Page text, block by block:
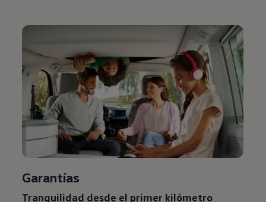
Garantías
Tranquilidad desde el primer kilómetro